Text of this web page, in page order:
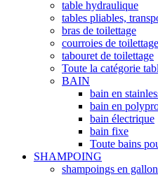
table hydraulique
tables pliables,
bras de toilettage
courroies de toilettage
tabouret de toilettage
Toute la catégorie
BAIN
bain en
bain en
bain électrique
bain fixe
Toute bains
SHAMPOING
shampoings en gallon